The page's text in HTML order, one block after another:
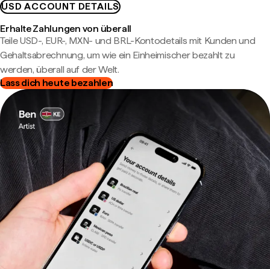
USD ACCOUNT DETAILS
Erhalte Zahlungen von überall
Teile USD-, EUR-, MXN- und BRL-Kontodetails mit Kunden und
Gehaltsabrechnung, um wie ein Einheimischer bezahlt zu
werden, überall auf der Welt.
Lass dich heute bezahlen